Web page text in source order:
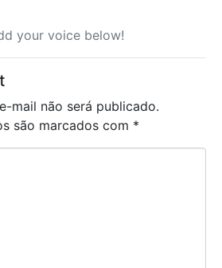
your voice below!
mail não será publicado.
são marcados com *